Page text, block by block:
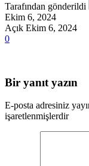
Tarafından gönderildi
Ekim 6, 2024
Açık Ekim 6, 2024
0
Bir yanıt yazın
E-posta adresiniz
işaretlenmişlerdir